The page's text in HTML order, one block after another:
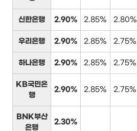
신한은행 2.90% 2.85% 2.80%
우리은행 2.90% 2.85% 2.75%
하나은행 2.90% 2.85% 2.75%
KB국민은
행
2.90% 2.85% 2.75%
BNK부산
은행
2.30%